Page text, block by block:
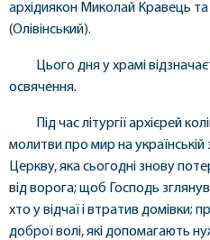
архідиякон Миколай Кравець
(Олівінський).
Цього дня у храмі
освячення.
Під час літургії архієрей
молитви про мир на
Церкву, яка сьогодні знову
від ворога; щоб Господь
хто у відчаї і втратив
доброї волі, які допомагають